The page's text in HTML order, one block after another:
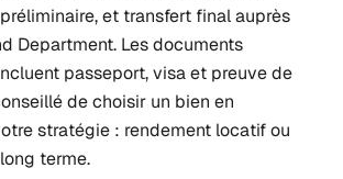
et transfert final auprès
Department. Les documents
passeport, visa et preuve de
de choisir un bien en
stratégie : rendement locatif ou
terme.